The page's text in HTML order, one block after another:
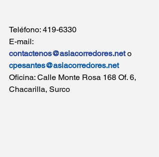
Teléfono: 419-6330
E-mail:
contactenos@asiacorredores.net o
cpesantes@asiacorredores.net
Oficina: Calle Monte Rosa 168 Of. 6,
Chacarilla, Surco